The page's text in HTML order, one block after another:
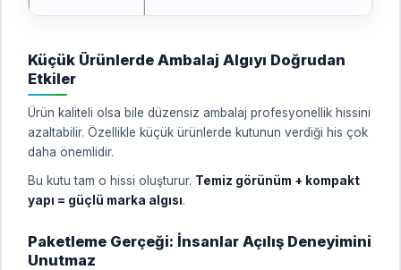
Küçük Ürünlerde Ambalaj Algıyı Doğrudan
Etkiler
Ürün kaliteli olsa bile düzensiz ambalaj profesyonellik hissini
azaltabilir. Özellikle küçük ürünlerde kutunun verdiği his çok
daha önemlidir.
Bu kutu tam o hissi oluşturur. Temiz görünüm + kompakt
yapı = güçlü marka algısı.
Paketleme Gerçeği: İnsanlar Açılış Deneyimini
Unutmaz